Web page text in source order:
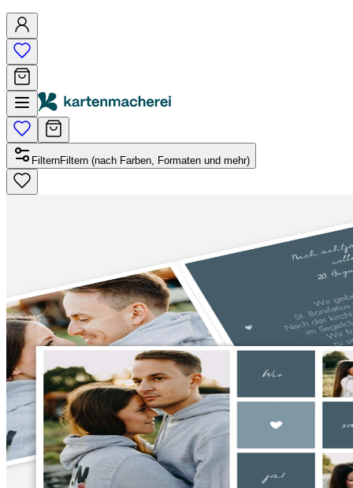
FilternFiltern (nach Farben, Formaten und mehr)